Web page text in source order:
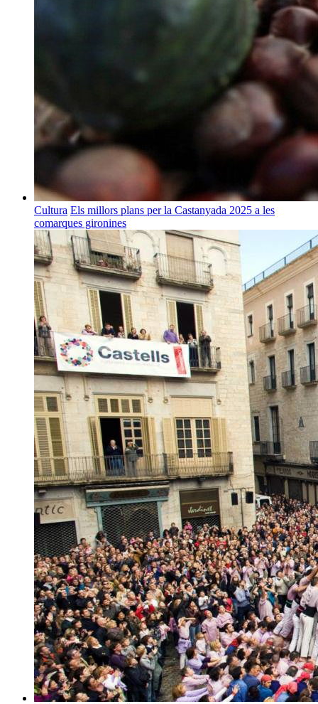
Cultura Els millors plans per la Castanyada 2025 a les
comarques gironines